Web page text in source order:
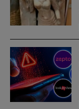
N
a
m
e
*
E
m
a
N
a
m
e
*
E
m
a